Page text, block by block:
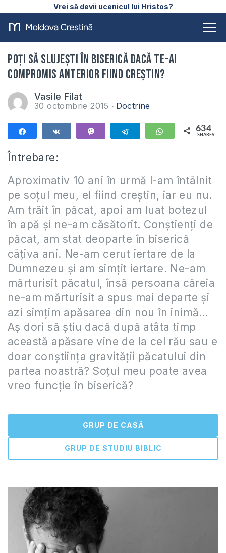
Vrei să devii ucenicul lui Hristos?
Poți să slujești în biserică dacă te-ai
compromis anterior fiind creștin?
Vasile Filat
30 octombrie 2015 Doctrine
Telegram WhatsApp
634
SHARES
Întrebare:
Aproximativ 10 ani în urmă l-am întâlnit
pe soțul meu, el fiind creștin, iar eu nu.
Am trăit în păcat, apoi am luat botezul
în apă și ne-am căsătorit. Conștienți de
păcat, am stat deoparte în biserică
câțiva ani. Ne-am cerut iertare de la
Dumnezeu și am simțit iertare. Ne-am
mărturisit păcatul, însă persoana căreia
ne-am mărturisit a spus mai departe și
azi simțim apăsarea din nou în inimă…
Aș dori să știu dacă după atâta timp
această apăsare vine de la cel rău sau e
doar conștiința gravității păcatului din
partea noastră? Soțul meu poate avea
vreo funcție în biserică?
GRUP DE CASĂ
GRUP DE STUDIU BIBLIC